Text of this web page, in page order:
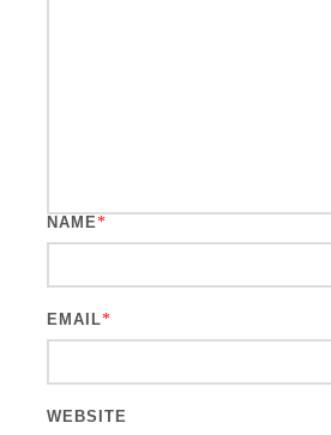
NAME*
EMAIL*
WEBSITE